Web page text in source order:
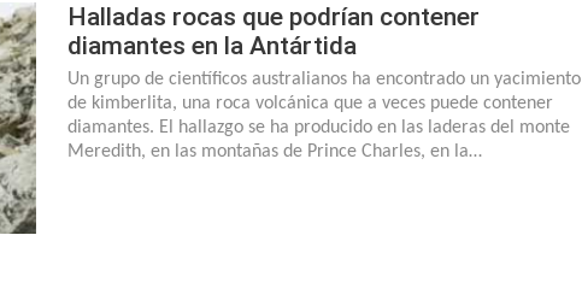
Halladas rocas que podrían contener
diamantes en la Antártida
Un grupo de científicos australianos ha encontrado un yacimiento
de kimberlita, una roca volcánica que a veces puede contener
diamantes. El hallazgo se ha producido en las laderas del monte
Meredith, en las montañas de Prince Charles, en la…